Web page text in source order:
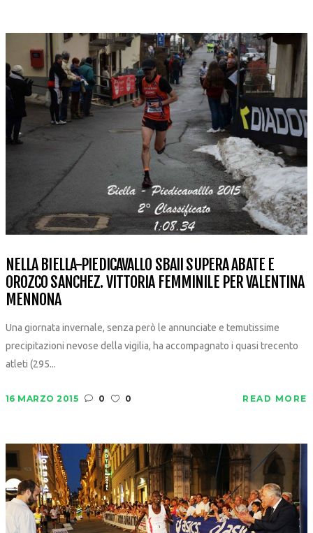
NELLA BIELLA-PIEDICAVALLO SBAII SUPERA ABATE E
OROZCO SANCHEZ. VITTORIA FEMMINILE PER VALENTINA
MENNONA
Una giornata invernale, senza però le annunciate e temutissime
precipitazioni nevose della vigilia, ha accompagnato i quasi trecento
atleti (295...
16 MARZO 2015 0 0 READ MORE